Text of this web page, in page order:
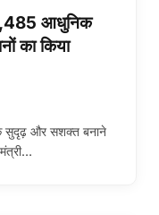
आधुनिक
का किया
सुदृढ़ और सशक्त बनाने